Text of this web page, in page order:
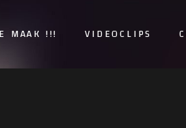
MAAK !!! VIDEOCLIPS